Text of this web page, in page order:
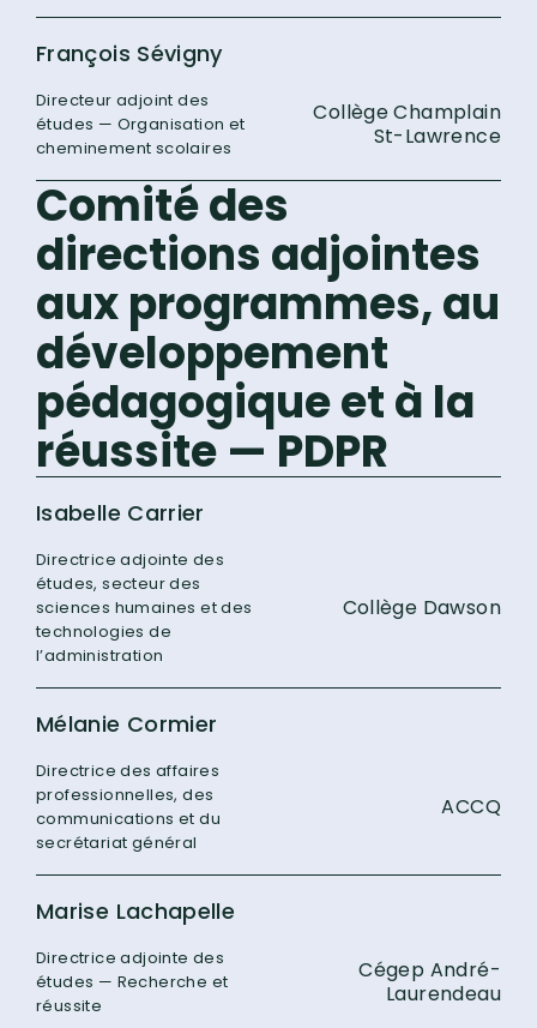
François Sévigny
Directeur adjoint des
études — Organisation et
cheminement scolaires
Collège Champlain
St-Lawrence
Comité des
directions adjointes
aux programmes, au
développement
pédagogique et à la
réussite — PDPR
Isabelle Carrier
Directrice adjointe des
études, secteur des
sciences humaines et des
technologies de
l’administration
Collège Dawson
Mélanie Cormier
Directrice des affaires
professionnelles, des
communications et du
secrétariat général
ACCQ
Marise Lachapelle
Directrice adjointe des
études — Recherche et
réussite
Cégep André-
Laurendeau